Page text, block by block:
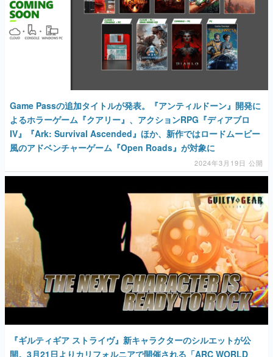
Game Passの追加タイトルが発表。『アンティルドーン』開発に
よるホラーゲーム『クアリー』、アクションRPG『ディアブロ
IV』『Ark: Survival Ascended』ほか、新作ではロードムービー
風のアドベンチャーゲーム『Open Roads』が対象に
2024年3月19日 公開
『ギルティギア ストライヴ』新キャラクターのシルエットが公
開。3月21日よりカリフォルニアで開催される「ARC WORLD